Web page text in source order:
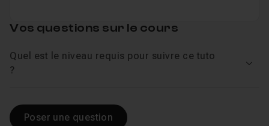
Vos questions sur le cours
Quel est le niveau requis pour suivre ce tuto
?
Poser une question